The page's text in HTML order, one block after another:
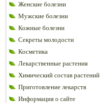
Женские болезни
Мужские болезни
Кожные болезни
Секреты молодости
Косметика
Лекарственные растения
Химический состав растений
Приготовление лекарств
Информация о сайте